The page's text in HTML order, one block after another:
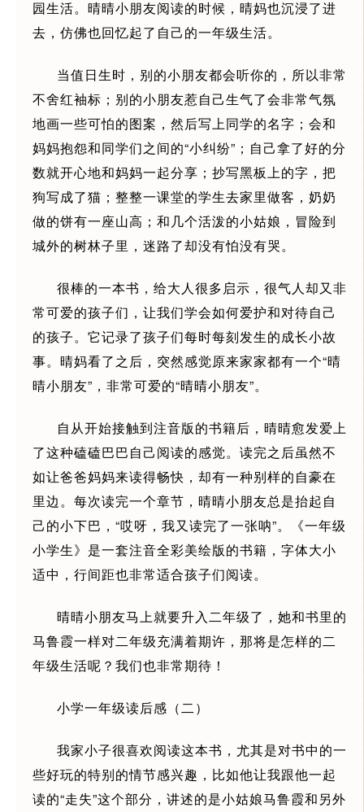
园生活。晴晴小朋友阅读的时候，晴妈也沉浸了进
去，仿佛也回忆起了自己的一年级生活。
当值日生时，别的小朋友都会听你的，所以非常
不舍红袖标；别的小朋友惹自己生气了会非常气氛
地画一些可怕的图案，然后写上同学的名字；会和
妈妈抱怨和同学们之间的“小纠纷”；自己拿了好的分
数就开心地和妈妈一起分享；抄写黑板上的字，把
狗写成了猫；整整一课堂的学生去家里做客，奶奶
做的饼有一座山高；和几个活泼的小姑娘，冒险到
城外的树林子里，迷路了却没有怕没有哭。
很棒的一本书，给大人很多启示，很气人却又非
常可爱的孩子们，让我们学会如何爱护和对待自己
的孩子。它记录了孩子们每时每刻发生的成长小故
事。晴妈看了之后，突然感觉原来家家都有一个“晴
晴小朋友”，非常可爱的“晴晴小朋友”。
自从开始接触到注音版的书籍后，晴晴愈发爱上
了这种磕磕巴巴自己阅读的感觉。读完之后虽然不
如让爸爸妈妈来读得畅快，却有一种别样的自豪在
里边。每次读完一个章节，晴晴小朋友总是抬起自
己的小下巴，“哎呀，我又读完了一张呐”。《一年级
小学生》是一套注音全彩美绘版的书籍，字体大小
适中，行间距也非常适合孩子们阅读。
晴晴小朋友马上就要升入二年级了，她和书里的
马鲁霞一样对二年级充满着期许，那将是怎样的二
年级生活呢？我们也非常期待！
小学一年级读后感（二）
我家小子很喜欢阅读这本书，尤其是对书中的一
些好玩的特别的情节感兴趣，比如他让我跟他一起
读的“走失”这个部分，讲述的是小姑娘马鲁霞和另外